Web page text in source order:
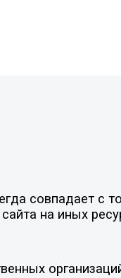
совпадает с
на иных